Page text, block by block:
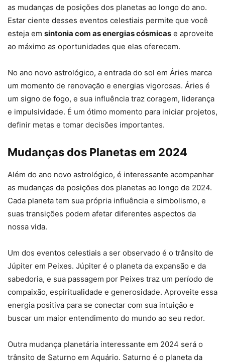
as mudanças de posições dos planetas ao longo do ano.
Estar ciente desses eventos celestiais permite que você
esteja em sintonia com as energias cósmicas e aproveite
ao máximo as oportunidades que elas oferecem.
No ano novo astrológico, a entrada do sol em Áries marca
um momento de renovação e energias vigorosas. Áries é
um signo de fogo, e sua influência traz coragem, liderança
e impulsividade. É um ótimo momento para iniciar projetos,
definir metas e tomar decisões importantes.
Mudanças dos Planetas em 2024
Além do ano novo astrológico, é interessante acompanhar
as mudanças de posições dos planetas ao longo de 2024.
Cada planeta tem sua própria influência e simbolismo, e
suas transições podem afetar diferentes aspectos da
nossa vida.
Um dos eventos celestiais a ser observado é o trânsito de
Júpiter em Peixes. Júpiter é o planeta da expansão e da
sabedoria, e sua passagem por Peixes traz um período de
compaixão, espiritualidade e generosidade. Aproveite essa
energia positiva para se conectar com sua intuição e
buscar um maior entendimento do mundo ao seu redor.
Outra mudança planetária interessante em 2024 será o
trânsito de Saturno em Aquário. Saturno é o planeta da